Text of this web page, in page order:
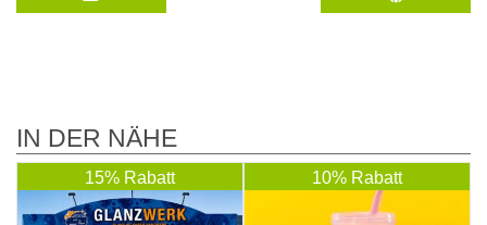
IN DER NÄHE
15% Rabatt 10% Rabatt